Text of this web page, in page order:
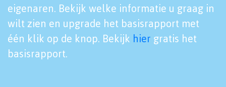
eigenaren. Bekijk welke informatie u graag in
wilt zien en upgrade het basisrapport met
één klik op de knop. Bekijk hier gratis het
basisrapport.